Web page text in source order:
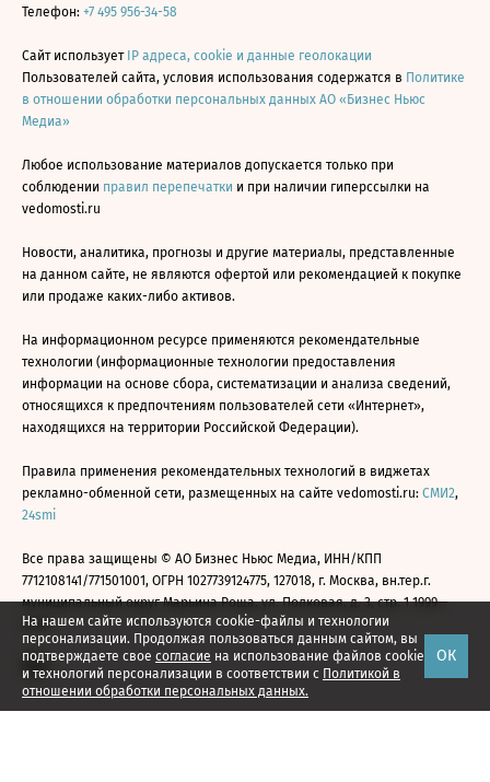
На нашем сайте используются cookie-файлы и технологии
персонализации. Продолжая пользоваться данным сайтом, вы
подтверждаете свое согласие на использование файлов cookie
и технологий персонализации в соответствии с Политикой в
отношении обработки персональных данных.
ОК
Телефон: +7 495 956-34-58
Сайт использует IP адреса, cookie и данные геолокации
Пользователей сайта, условия использования содержатся в Политике
в отношении обработки персональных данных АО «Бизнес Ньюс
Медиа»
Любое использование материалов допускается только при
соблюдении правил перепечатки и при наличии гиперссылки на
vedomosti.ru
Новости, аналитика, прогнозы и другие материалы, представленные
на данном сайте, не являются офертой или рекомендацией к покупке
или продаже каких-либо активов.
На информационном ресурсе применяются рекомендательные
технологии (информационные технологии предоставления
информации на основе сбора, систематизации и анализа сведений,
относящихся к предпочтениям пользователей сети «Интернет»,
находящихся на территории Российской Федерации).
Правила применения рекомендательных технологий в виджетах
рекламно-обменной сети, размещенных на сайте vedomosti.ru: СМИ2,
24smi
Все права защищены © АО Бизнес Ньюс Медиа, ИНН/КПП
7712108141/771501001, ОГРН 1027739124775, 127018, г. Москва, вн.тер.г.
муниципальный округ Марьина Роща, ул. Полковая, д. 3, стр. 1 1999—
2026